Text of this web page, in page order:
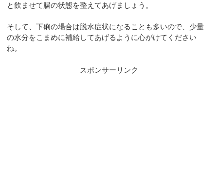
と飲ませて腸の状態を整えてあげましょう。
そして、下痢の場合は脱水症状になることも多いので、少量
の水分をこまめに補給してあげるように心がけてください
ね。
スポンサーリンク